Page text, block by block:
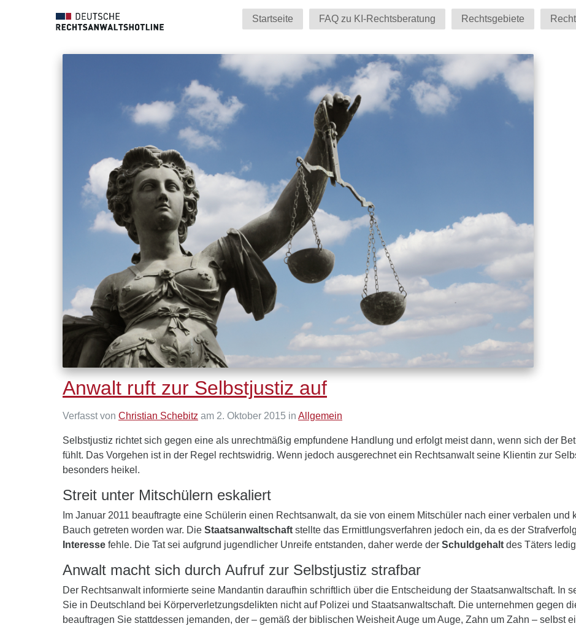
Startseite FAQ zu KI-Rechtsberatung Rechtsgebiete
Anwalt ruft zur Selbstjustiz auf
Verfasst von Christian Schebitz am 2. Oktober 2015 in Allgemein
Selbstjustiz richtet sich gegen eine als unrechtmäßig empfundene Handlung und erfolgt meist dann, wenn sich der
fühlt. Das Vorgehen ist in der Regel rechtswidrig. Wenn jedoch ausgerechnet ein Rechtsanwalt seine Klientin zur
besonders heikel.
Streit unter Mitschülern eskaliert
Im Januar 2011 beauftragte eine Schülerin einen Rechtsanwalt, da sie von einem Mitschüler nach einer verbalen
Bauch getreten worden war. Die Staatsanwaltschaft stellte das Ermittlungsverfahren jedoch ein, da es der
Interesse fehle. Die Tat sei aufgrund jugendlicher Unreife entstanden, daher werde der Schuldgehalt des Täters
Anwalt macht sich durch Aufruf zur Selbstjustiz strafbar
Der Rechtsanwalt informierte seine Mandantin daraufhin schriftlich über die Entscheidung der Staatsanwaltschaft. In
Sie in Deutschland bei Körperverletzungsdelikten nicht auf Polizei und Staatsanwaltschaft. Die unternehmen gegen
beauftragen Sie stattdessen jemanden, der – gemäß der biblischen Weisheit Auge um Auge, Zahn um Zahn – selbst